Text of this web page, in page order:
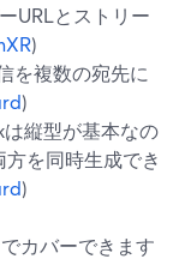
URLとストリー
)
を複数の宛先に
)
縦型が基本なの
を同時生成でき
)
カバーできます